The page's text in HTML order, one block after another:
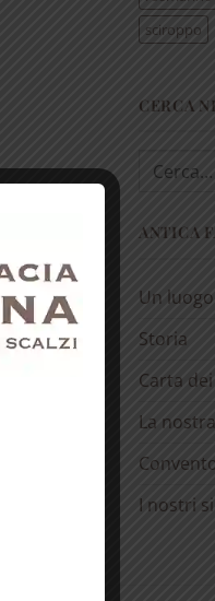
sciroppo
CERCA
Cerca:
ANTICA
Un
Storia
Carta
La
I nostri